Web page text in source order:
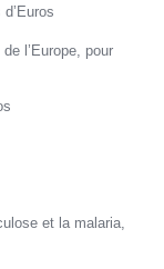
l’Europe, pour
et la malaria,